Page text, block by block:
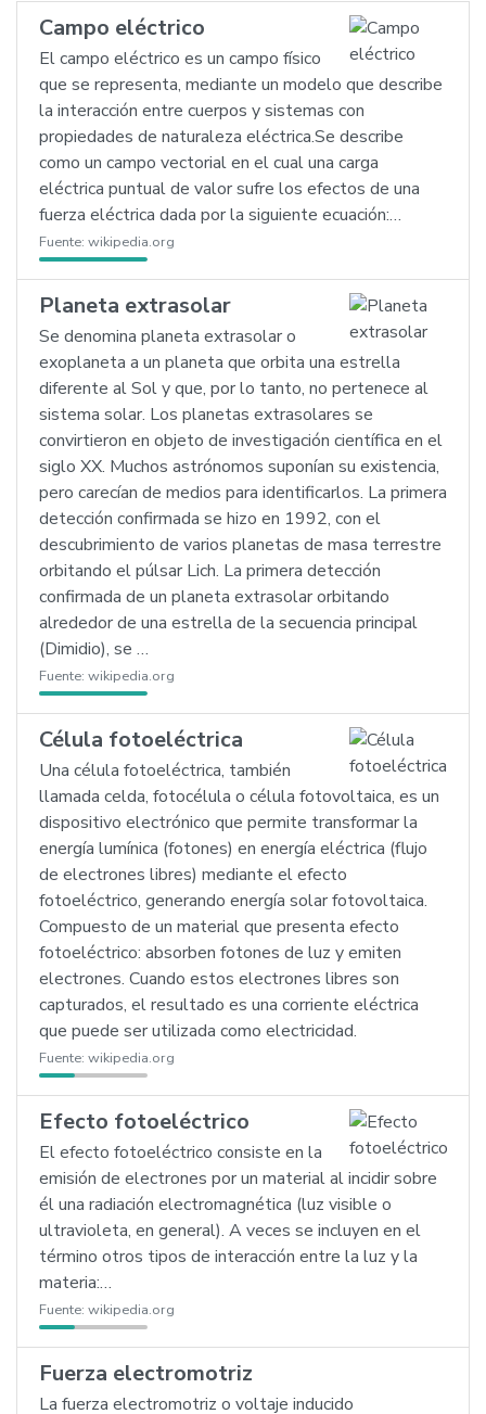
Campo eléctrico
El campo eléctrico es un campo físico
que se representa, mediante un modelo que describe
la interacción entre cuerpos y sistemas con
propiedades de naturaleza eléctrica.Se describe
como un campo vectorial en el cual una carga
eléctrica puntual de valor sufre los efectos de una
fuerza eléctrica dada por la siguiente ecuación:…
Fuente: wikipedia.org
Planeta extrasolar
Se denomina planeta extrasolar o
exoplaneta a un planeta que orbita una estrella
diferente al Sol y que, por lo tanto, no pertenece al
sistema solar. Los planetas extrasolares se
convirtieron en objeto de investigación científica en el
siglo XX. Muchos astrónomos suponían su existencia,
pero carecían de medios para identificarlos. La primera
detección confirmada se hizo en 1992, con el
descubrimiento de varios planetas de masa terrestre
orbitando el púlsar Lich. La primera detección
confirmada de un planeta extrasolar orbitando
alrededor de una estrella de la secuencia principal
(Dimidio), se …
Fuente: wikipedia.org
Célula fotoeléctrica
Una célula fotoeléctrica, también
llamada celda, fotocélula o célula fotovoltaica, es un
dispositivo electrónico que permite transformar la
energía lumínica (fotones) en energía eléctrica (flujo
de electrones libres) mediante el efecto
fotoeléctrico, generando energía solar fotovoltaica.
Compuesto de un material que presenta efecto
fotoeléctrico: absorben fotones de luz y emiten
electrones. Cuando estos electrones libres son
capturados, el resultado es una corriente eléctrica
que puede ser utilizada como electricidad.
Fuente: wikipedia.org
Efecto fotoeléctrico
El efecto fotoeléctrico consiste en la
emisión de electrones por un material al incidir sobre
él una radiación electromagnética (luz visible o
ultravioleta, en general). A veces se incluyen en el
término otros tipos de interacción entre la luz y la
materia:…
Fuente: wikipedia.org
Fuerza electromotriz
La fuerza electromotriz o voltaje inducido